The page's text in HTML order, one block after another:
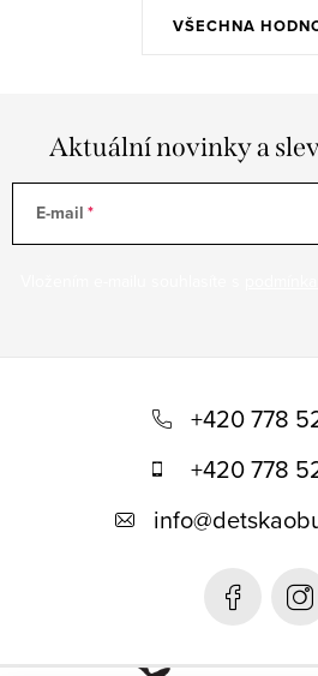
VŠECHNA
Aktuální novinky a
E-mail
+420 778
+420 778
info@